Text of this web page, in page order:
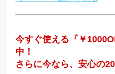
今すぐ使える『￥
中！
さらに今なら、安心の